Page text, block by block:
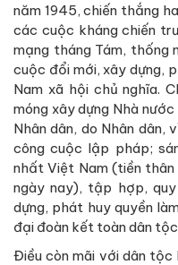
năm 1945, chiến thắng
các cuộc kháng chiến
mạng tháng Tám, thống
cuộc đổi mới, xây dựng,
Nam xã hội chủ nghĩa.
móng xây dựng Nhà
Nhân dân, do Nhân dân,
công cuộc lập pháp;
nhất Việt Nam (tiền
ngày nay), tập hợp,
dựng, phát huy quyền
đại đoàn kết toàn dân
Điều còn mãi với dân tộc